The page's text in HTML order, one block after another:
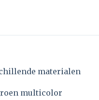
materialen
multicolor